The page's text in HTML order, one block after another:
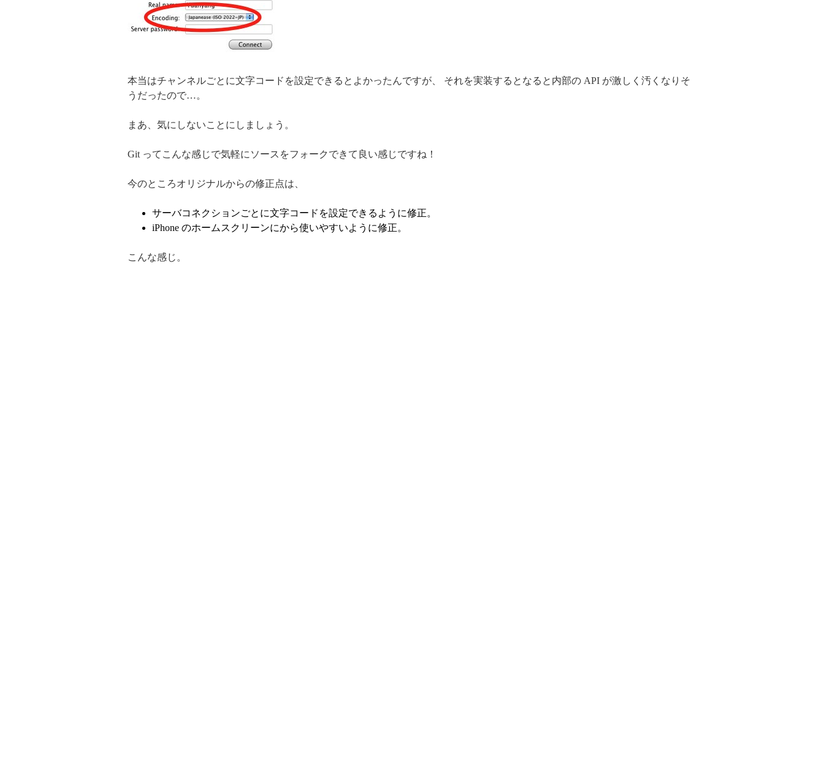
本当はチャンネルごとに文字コードを設定できるとよかったんですが、 それを実装するとなると内部の API が激しく汚くなりそ
うだったので…。
まあ、気にしないことにしましょう。
Git ってこんな感じで気軽にソースをフォークできて良い感じですね！
今のところオリジナルからの修正点は、
サーバコネクションごとに文字コードを設定できるように修正。
iPhone のホームスクリーンにから使いやすいように修正。
こんな感じ。